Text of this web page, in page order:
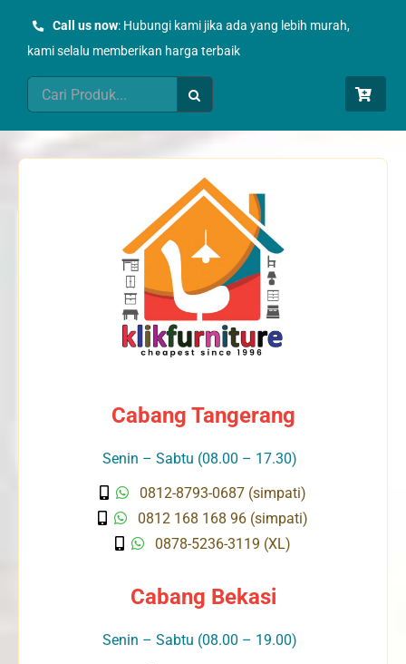
Call us now: Hubungi kami jika ada yang lebih murah,
kami selalu memberikan harga terbaik
Search
for:
Cabang Tangerang
Senin – Sabtu (08.00 – 17.30)
0812-8793-0687 (simpati)
0812 168 168 96 (simpati)
0878-5236-3119 (XL)
Cabang Bekasi
Senin – Sabtu (08.00 – 19.00)